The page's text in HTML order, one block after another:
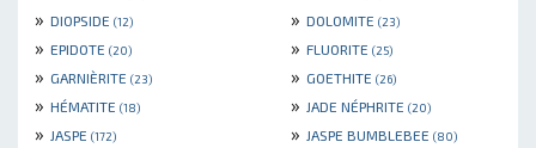
» DIOPSIDE (12) » DOLOMITE (23)
» EPIDOTE (20) » FLUORITE (25)
» GARNIÈRITE (23) » GOETHITE (26)
» HÉMATITE (18) » JADE NÉPHRITE (20)
» JASPE (172) » JASPE BUMBLEBEE (80)